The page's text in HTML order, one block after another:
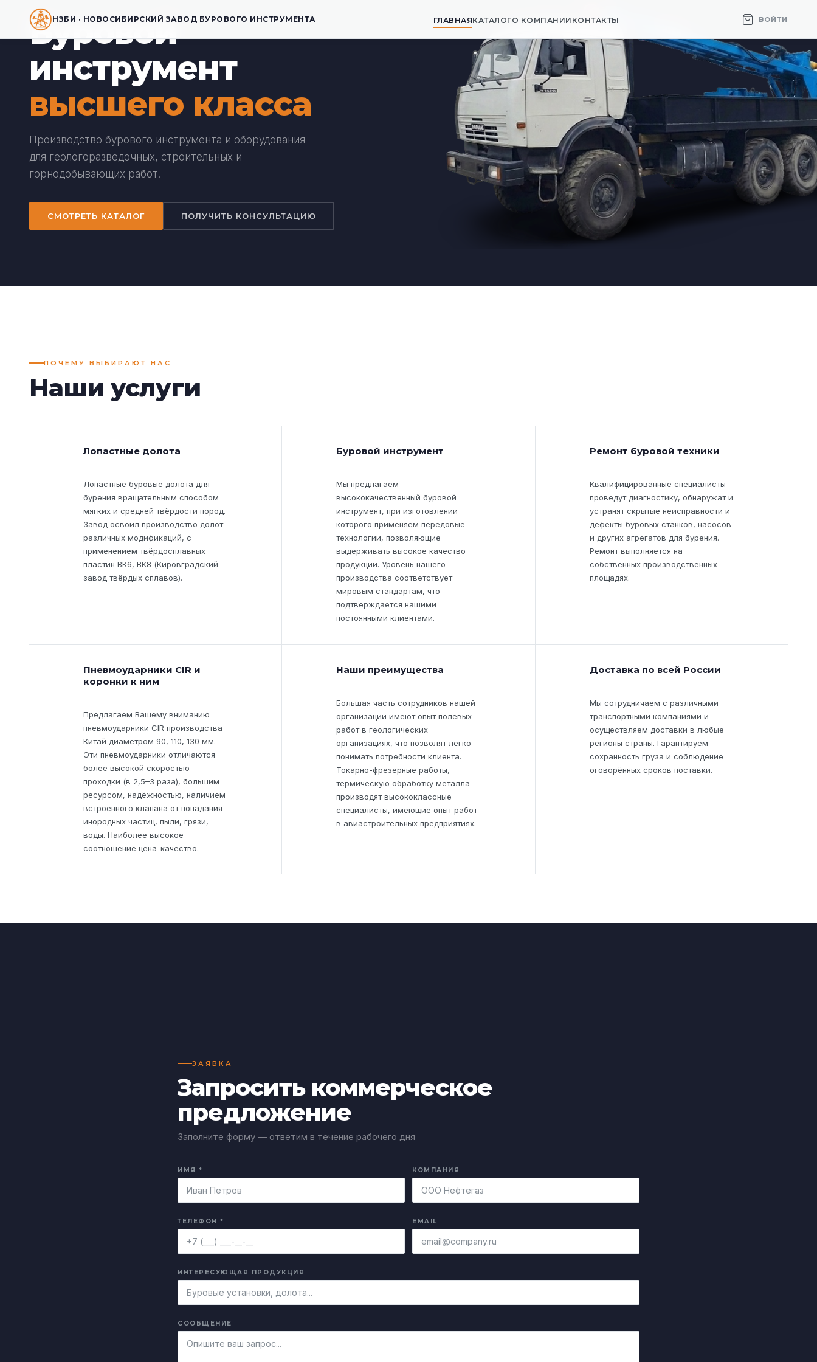
НЗБИ · НОВОСИБИРСКИЙ ЗАВОД БУРОВОГО ИНСТРУМЕНТА ГЛАВНАЯКАТАЛОГО КОМПАНИИ КОНТАКТЫ ВОЙТИ
Буровой
инструмент
высшего класса
Производство бурового инструмента и оборудования
для геологоразведочных, строительных и
горнодобывающих работ.
СМОТРЕТЬ КАТАЛОГ ПОЛУЧИТЬ КОНСУЛЬТАЦИЮ
ПОЧЕМУ ВЫБИРАЮТ НАС
Наши услуги
Лопастные долота
Лопастные буровые долота для
бурения вращательным способом
мягких и средней твёрдости пород.
Завод освоил производство долот
различных модификаций, с
применением твёрдосплавных
пластин ВК6, ВК8 (Кировградский
завод твёрдых сплавов).
Буровой инструмент
Мы предлагаем
высококачественный буровой
инструмент, при изготовлении
которого применяем передовые
технологии, позволяющие
выдерживать высокое качество
продукции. Уровень нашего
производства соответствует
мировым стандартам, что
подтверждается нашими
постоянными клиентами.
Ремонт буровой техники
Квалифицированные специалисты
проведут диагностику, обнаружат и
устранят скрытые неисправности и
дефекты буровых станков, насосов
и других агрегатов для бурения.
Ремонт выполняется на
собственных производственных
площадях.
Пневмоударники CIR и
коронки к ним
Предлагаем Вашему вниманию
пневмоударники CIR производства
Китай диаметром 90, 110, 130 мм.
Эти пневмоударники отличаются
более высокой скоростью
проходки (в 2,5–3 раза), большим
ресурсом, надёжностью, наличием
встроенного клапана от попадания
инородных частиц, пыли, грязи,
воды. Наиболее высокое
соотношение цена-качество.
Наши преимущества
Большая часть сотрудников нашей
организации имеют опыт полевых
работ в геологических
организациях, что позволят легко
понимать потребности клиента.
Токарно-фрезерные работы,
термическую обработку металла
производят высококлассные
специалисты, имеющие опыт работ
в авиастроительных предприятиях.
Доставка по всей России
Мы сотрудничаем с различными
транспортными компаниями и
осуществляем доставки в любые
регионы страны. Гарантируем
сохранность груза и соблюдение
оговорённых сроков поставки.
ЗАЯВКА
Запросить коммерческое
предложение
Заполните форму — ответим в течение рабочего дня
ИМЯ * КОМПАНИЯ
ТЕЛЕФОН * EMAIL
ИНТЕРЕСУЮЩАЯ ПРОДУКЦИЯ
СООБЩЕНИЕ